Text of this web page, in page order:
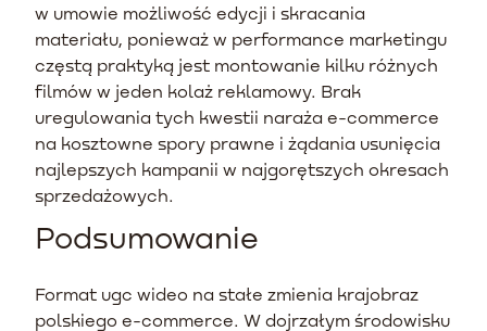
w umowie możliwość edycji i skracania
materiału, ponieważ w performance marketingu
częstą praktyką jest montowanie kilku różnych
filmów w jeden kolaż reklamowy. Brak
uregulowania tych kwestii naraża e-commerce
na kosztowne spory prawne i żądania usunięcia
najlepszych kampanii w najgorętszych okresach
sprzedażowych.
Podsumowanie
Format ugc wideo na stałe zmienia krajobraz
polskiego e-commerce. W dojrzałym środowisku